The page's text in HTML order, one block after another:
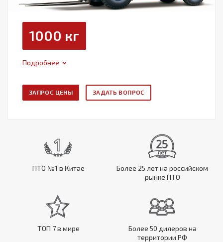
1000 кг
Подробнее
ЗАПРОС ЦЕНЫ ЗАДАТЬ ВОПРОС
ПТО №1 в Китае
Более 25 лет на российском
рынке ПТО
ТОП 7 в мире
Более 50 дилеров на
территории РФ